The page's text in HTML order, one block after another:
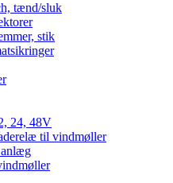
tænd/sluk
stik
24, 48V
til vindmøller